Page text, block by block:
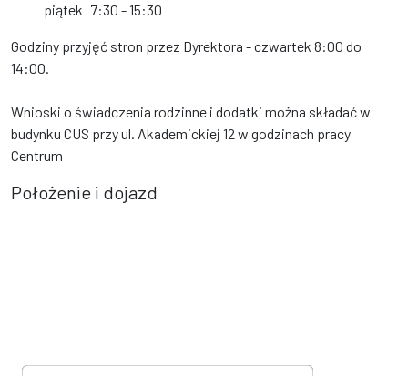
piątek 7:30 - 15:30
Godziny przyjęć stron przez Dyrektora - czwartek 8:00 do
14:00.
Wnioski o świadczenia rodzinne i dodatki można składać w
budynku CUS przy ul. Akademickiej 12 w godzinach pracy
Centrum
Położenie i dojazd